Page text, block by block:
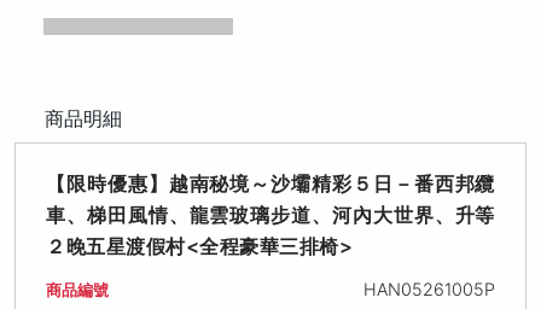
商品明細
【限時優惠】越南秘境～沙壩精彩５日－番西邦纜
車、梯田風情、龍雲玻璃步道、河內大世界、升等
２晚五星渡假村<全程豪華三排椅>
商品編號 HAN05261005P